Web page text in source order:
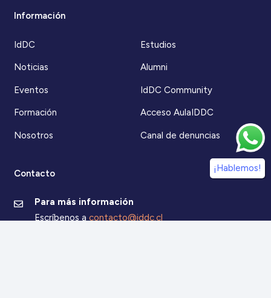
Información
IdDC
Noticias
Eventos
Formación
Nosotros
Estudios
Alumni
IdDC Community
Acceso AulaIDDC
Canal de denuncias
Contacto
Para más información
Escríbenos a contacto@iddc.cl
¡Hablemos!